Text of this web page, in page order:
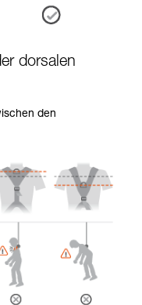
dorsalen
den